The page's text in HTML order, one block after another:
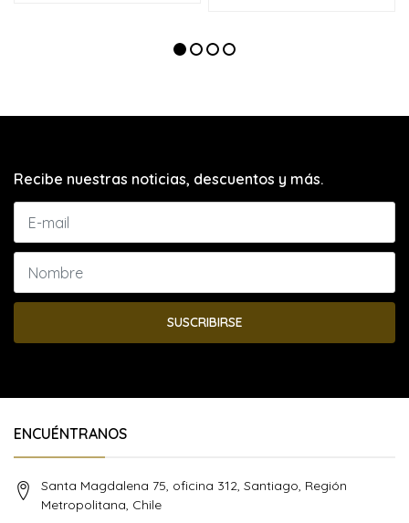
Recibe nuestras noticias, descuentos y más.
SUSCRIBIRSE
ENCUÉNTRANOS
Santa Magdalena 75, oficina 312, Santiago, Región
Metropolitana, Chile